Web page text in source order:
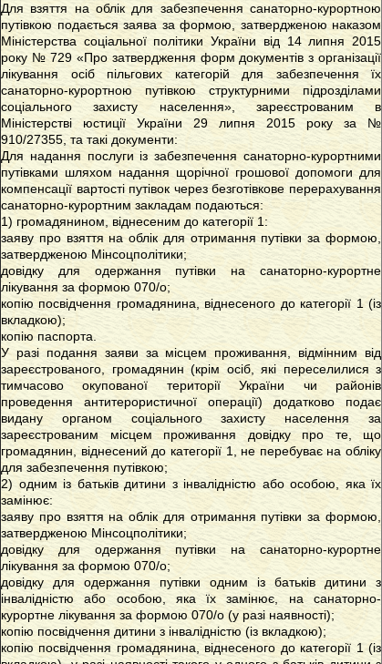
Для взяття на облік для забезпечення санаторно-курортною
путівкою подається заява за формою, затвердженою наказом
Міністерства соціальної політики України від 14 липня 2015
року № 729 «Про затвердження форм документів з організації
лікування осіб пільгових категорій для забезпечення їх
санаторно-курортною путівкою структурними підрозділами
соціального захисту населення», зареєстрованим в
Міністерстві юстиції України 29 липня 2015 року за №
910/27355, та такі документи:
Для надання послуги із забезпечення санаторно-курортними
путівками шляхом надання щорічної грошової допомоги для
компенсації вартості путівок через безготівкове перерахування
санаторно-курортним закладам подаються:
1) громадянином, віднесеним до категорії 1:
заяву про взяття на облік для отримання путівки за формою,
затвердженою Мінсоцполітики;
довідку для одержання путівки на санаторно-курортне
лікування за формою 070/о;
копію посвідчення громадянина, віднесеного до категорії 1 (із
вкладкою);
копію паспорта.
У разі подання заяви за місцем проживання, відмінним від
зареєстрованого, громадянин (крім осіб, які переселилися з
тимчасово окупованої території України чи районів
проведення антитерористичної операції) додатково подає
видану органом соціального захисту населення за
зареєстрованим місцем проживання довідку про те, що
громадянин, віднесений до категорії 1, не перебуває на обліку
для забезпечення путівкою;
2) одним із батьків дитини з інвалідністю або особою, яка їх
замінює:
заяву про взяття на облік для отримання путівки за формою,
затвердженою Мінсоцполітики;
довідку для одержання путівки на санаторно-курортне
лікування за формою 070/о;
довідку для одержання путівки одним із батьків дитини з
інвалідністю або особою, яка їх замінює, на санаторно-
курортне лікування за формою 070/о (у разі наявності);
копію посвідчення дитини з інвалідністю (із вкладкою);
копію посвідчення громадянина, віднесеного до категорії 1 (із